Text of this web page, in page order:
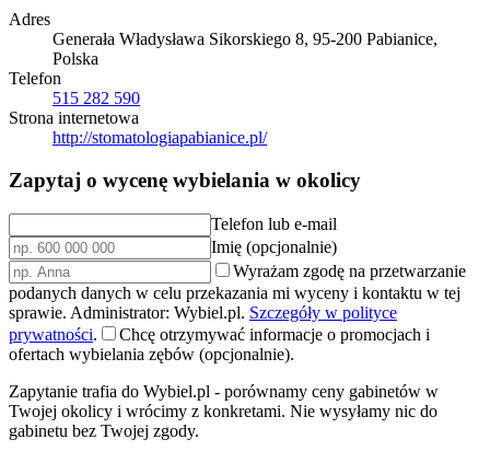
Adres
Generała Władysława Sikorskiego 8, 95-200 Pabianice,
Polska
Telefon
515 282 590
Strona internetowa
http://stomatologiapabianice.pl/
Zapytaj o wycenę wybielania w okolicy
Telefon lub e-mail
Imię (opcjonalnie)
Wyrażam zgodę na przetwarzanie
podanych danych w celu przekazania mi wyceny i kontaktu w tej
sprawie. Administrator: Wybiel.pl. Szczegóły w polityce
prywatności.
Chcę otrzymywać informacje o promocjach i
ofertach wybielania zębów (opcjonalnie).
Zapytanie trafia do Wybiel.pl - porównamy ceny gabinetów w
Twojej okolicy i wrócimy z konkretami. Nie wysyłamy nic do
gabinetu bez Twojej zgody.